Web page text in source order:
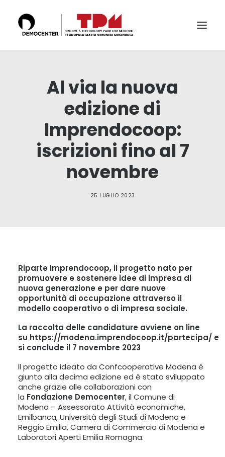
CERTIFICAZIONI E ACCREDITAMENTI
IL TEAM
ENG
Al via la nuova
edizione di
Imprendocoop:
iscrizioni fino al 7
novembre
25 LUGLIO 2023
Riparte Imprendocoop, il progetto nato per
promuovere e sostenere idee di impresa di
nuova generazione e per dare nuove
opportunità di occupazione attraverso il
modello cooperativo o di impresa sociale.
La raccolta delle candidature avviene on line
su https://modena.imprendocoop.it/partecipa/ e
si conclude il 7 novembre 2023
Il progetto ideato da Confcooperative Modena è
giunto alla decima edizione ed è stato sviluppato
anche grazie alle collaborazioni con
la Fondazione Democenter, il Comune di
Modena – Assessorato Attività economiche,
Emilbanca, Università degli Studi di Modena e
Reggio Emilia, Camera di Commercio di Modena e
Laboratori Aperti Emilia Romagna.